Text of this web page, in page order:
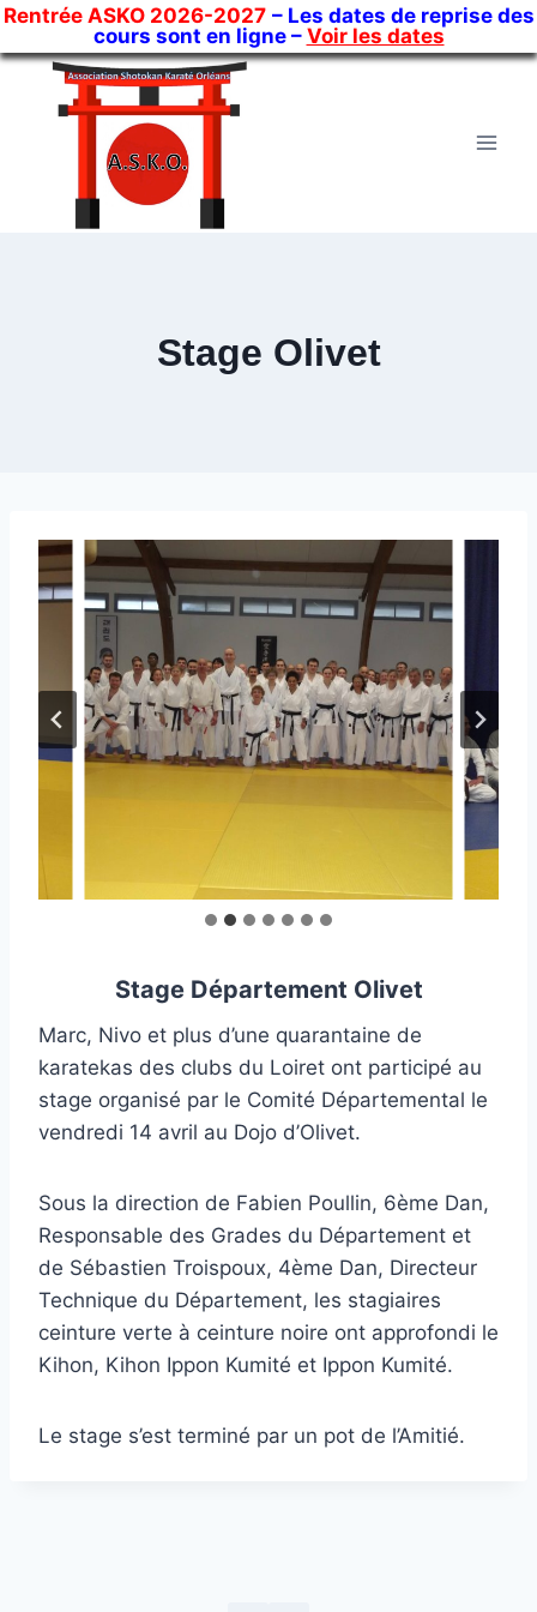
Rentrée ASKO 2026-2027 – Les dates de reprise des
cours sont en ligne – Voir les dates
Skip
Stage Olivet
Stage Département Olivet
Marc, Nivo et plus d’une quarantaine de
karatekas des clubs du Loiret ont participé au
stage organisé par le Comité Départemental le
vendredi 14 avril au Dojo d’Olivet.
Sous la direction de Fabien Poullin, 6ème Dan,
Responsable des Grades du Département et
de Sébastien Troispoux, 4ème Dan, Directeur
Technique du Département, les stagiaires
ceinture verte à ceinture noire ont approfondi le
Kihon, Kihon Ippon Kumité et Ippon Kumité.
Le stage s’est terminé par un pot de l’Amitié.